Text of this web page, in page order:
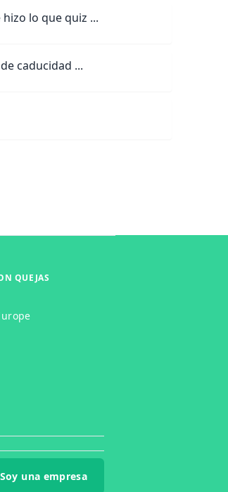
lo que quiz ...
caducidad ...
QUEJAS
Soy una empresa